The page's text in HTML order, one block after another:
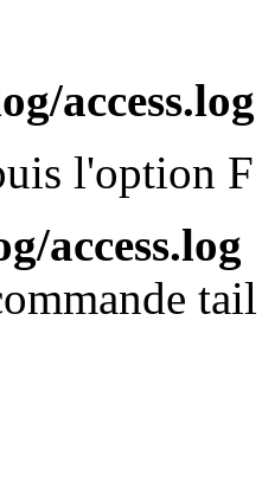
access.log
l'option F
access.log